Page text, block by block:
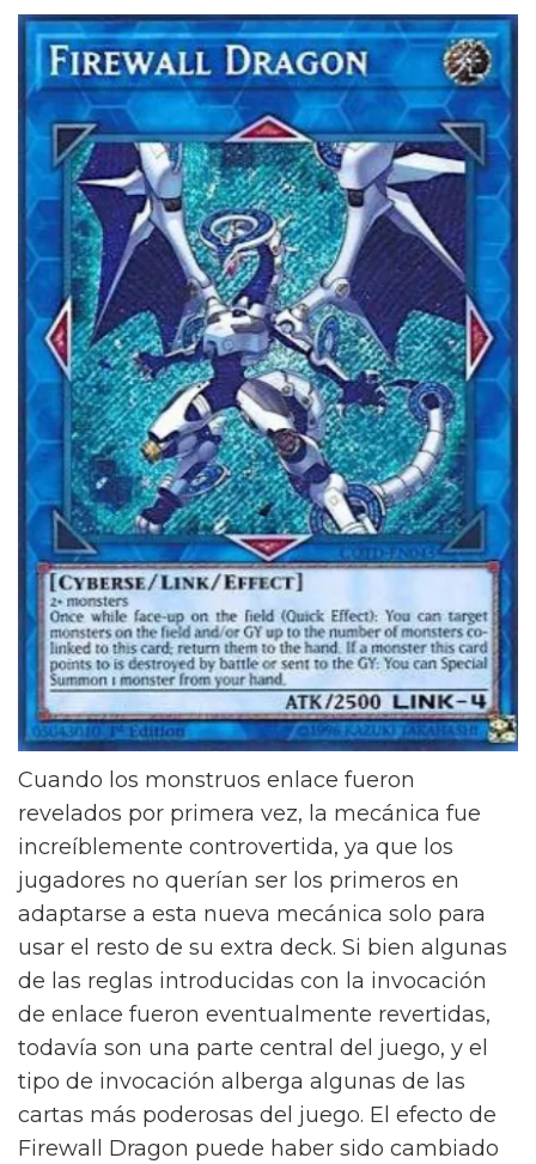
Cuando los monstruos enlace fueron
revelados por primera vez, la mecánica fue
increíblemente controvertida, ya que los
jugadores no querían ser los primeros en
adaptarse a esta nueva mecánica solo para
usar el resto de su extra deck. Si bien algunas
de las reglas introducidas con la invocación
de enlace fueron eventualmente revertidas,
todavía son una parte central del juego, y el
tipo de invocación alberga algunas de las
cartas más poderosas del juego. El efecto de
Firewall Dragon puede haber sido cambiado